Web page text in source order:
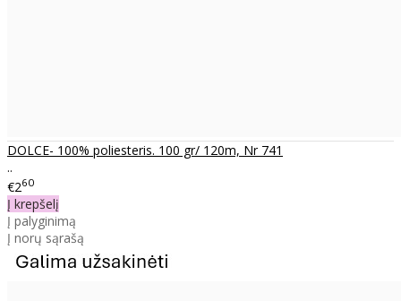
DOLCE- 100% poliesteris. 100 gr/ 120m, Nr 741
..
€260
Į krepšelį
Į palyginimą
Į norų sąrašą